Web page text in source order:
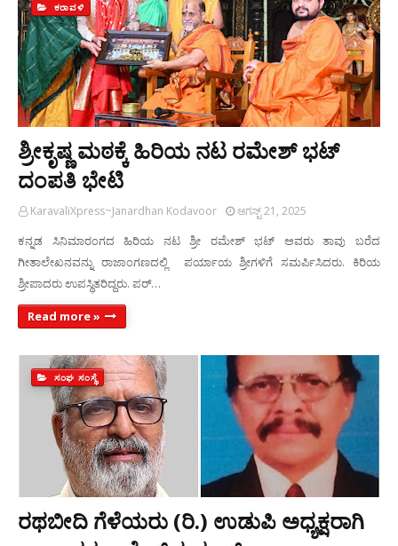
ಕರಾವಳಿ
ಶ್ರೀಕೃಷ್ಣ ಮಠಕ್ಕೆ ಹಿರಿಯ ನಟ ರಮೇಶ್ ಭಟ್
ದಂಪತಿ ಭೇಟಿ
KaravaliXpress~Janardhan Kodavoor ಆಗಸ್ಟ್ 21, 2025
ಕನ್ನಡ ಸಿನಿಮಾರಂಗದ ಹಿರಿಯ ನಟ ಶ್ರೀ ರಮೇಶ್ ಭಟ್ ಅವರು ತಾವು ಬರೆದ
ಗೀತಾಲೇಖನವನ್ನು ರಾಜಾಂಗಣದಲ್ಲಿ ಪರ್ಯಾಯ ಶ್ರೀಗಳಿಗೆ ಸಮರ್ಪಿಸಿದರು. ಕಿರಿಯ
ಶ್ರೀಪಾದರು ಉಪಸ್ಥಿತರಿದ್ದರು. ಪರ್…
Read more »
ಸಂಘ ಸಂಸ್ಥೆ
ರಥಬೀದಿ ಗೆಳೆಯರು (ರಿ.) ಉಡುಪಿ ಅಧ್ಯಕ್ಷರಾಗಿ